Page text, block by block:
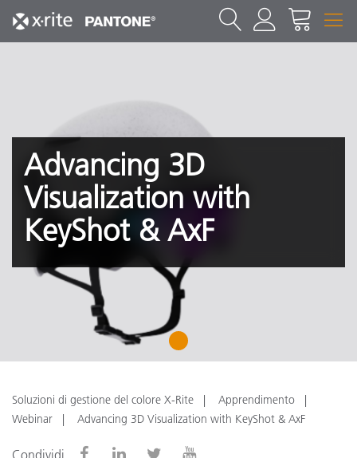
Advancing 3D
Visualization with
KeyShot & AxF
1
Soluzioni di gestione del colore X-Rite
Apprendimento
Webinar
Advancing 3D Visualization with KeyShot & AxF
Condividi